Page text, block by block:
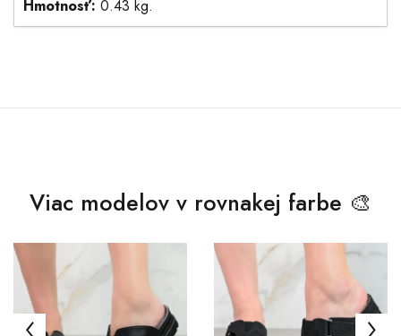
Hmotnosť: 0.43 kg.
Viac modelov v rovnakej farbe 🎨